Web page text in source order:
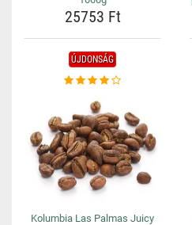
25753 Ft
ÚJDONSÁG
Kolumbia Las Palmas Juicy